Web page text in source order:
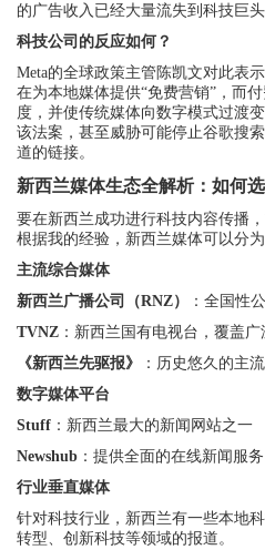
的广告收入已经大量流失到科技巨头
科技公司的反应如何？
Meta的全球政策主管陈凯文对此表
在为本地媒体提供“免费营销”，而
度，并使传统媒体向数字模式过渡
该法案，甚至威胁可能停止谷歌搜
道的链接。
新西兰媒体生态全解析：如何
要在新西兰成功进行科技内容传播
根据我的经验，新西兰媒体可以分
主流综合媒体
新西兰广播公司（RNZ）
：全国性
TVNZ ：新西兰国有电视台，覆盖广
《新西兰先驱报》
：历史悠久的主
数字媒体平台
Stuff ：新西兰最大的新闻网站之一
Newshub ：提供全面的在线新闻服务
行业垂直媒体
针对科技行业，新西兰有一些本地
转型、创新科技等领域的报道。